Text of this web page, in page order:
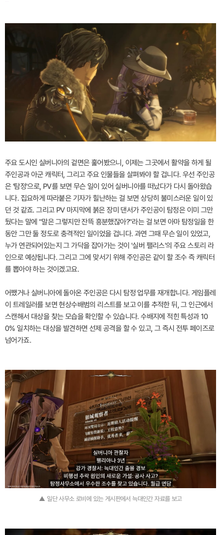
주요 도시인 실버니아의 겉면은 훑어봤으니, 이제는 그곳에서 활약을 하게 될
주인공과 아군 캐릭터, 그리고 주요 인물들을 살펴봐야 할 겁니다. 우선 주인공
은 '탐정'으로, PV를 보면 무슨 일이 있어 실버니아를 떠났다가 다시 돌아왔습
니다. 집요하게 따라붙은 기자가 힐난하는 걸 보면 상당히 불미스러운 일이 있
던 것 같죠. 그리고 PV 마지막에 붉은 장미 댄서가 주인공이 탐정은 이미 그만
뒀다는 말에 "말은 그렇지만 잔뜩 흥분했잖아?"라는 걸 보면 아마 탐정일을 한
동안 그만 둘 정도로 충격적인 일이었을 겁니다. 과연 그때 무슨 일이 있었고,
누가 연관되어있는지 그 가닥을 잡아가는 것이 '실버 팰리스'의 주요 스토리 라
인으로 예상됩니다. 그리고 그에 맞서기 위해 주인공은 같이 할 조수 즉 캐릭터
를 뽑아야 하는 것이겠고요.
어쨌거나 실버니아에 돌아온 주인공은 다시 탐정 업무를 재개합니다. 게임플레
이 트레일러를 보면 현상수배범의 리스트를 보고 이를 추적한 뒤, 그 인근에서
스캔해서 대상을 찾는 모습을 확인할 수 있습니다. 수배지에 적힌 특성과 10
0% 일치하는 대상을 발견하면 선제 공격을 할 수 있고, 그 즉시 전투 페이즈로
넘어가죠.
▲ 일단 사무소 로비에 있는 게시판에서 늑대인간 자료를 보고